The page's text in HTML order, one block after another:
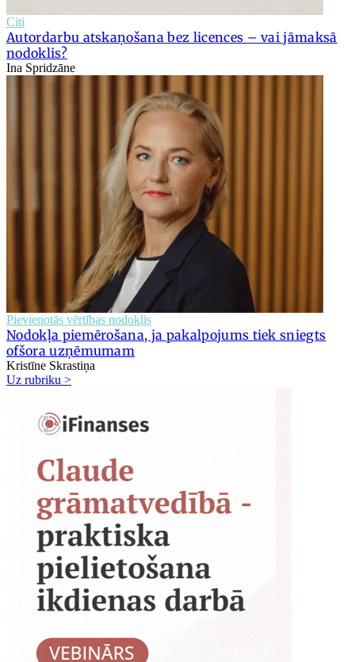
Citi
Autordarbu atskaņošana bez licences – vai jāmaksā
nodoklis?
Ina Spridzāne
Pievienotās vērtības nodoklis
Nodokļa piemērošana, ja pakalpojums tiek sniegts
ofšora uzņēmumam
Kristīne Skrastiņa
Uz rubriku >